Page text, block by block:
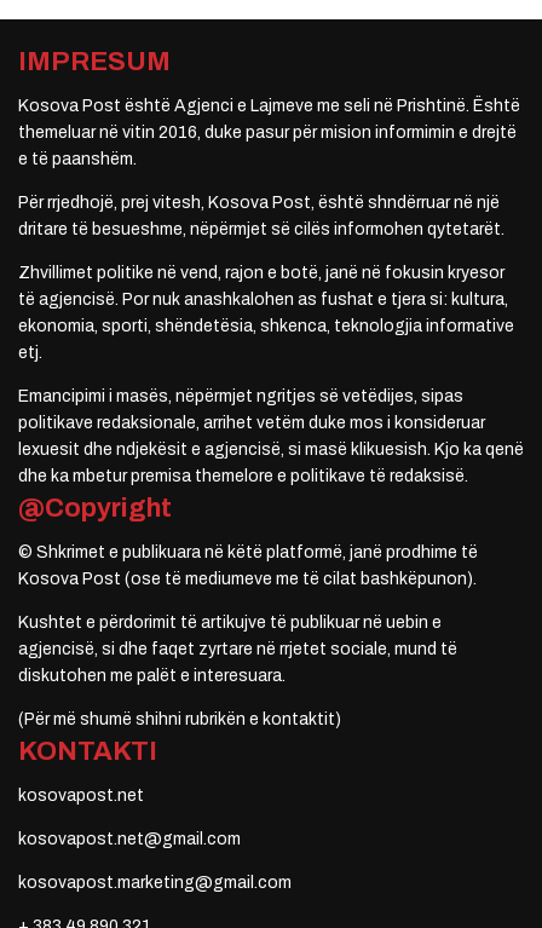
IMPRESUM
Kosova Post është Agjenci e Lajmeve me seli në Prishtinë. Është
themeluar në vitin 2016, duke pasur për mision informimin e drejtë
e të paanshëm.
Për rrjedhojë, prej vitesh, Kosova Post, është shndërruar në një
dritare të besueshme, nëpërmjet së cilës informohen qytetarët.
Zhvillimet politike në vend, rajon e botë, janë në fokusin kryesor
të agjencisë. Por nuk anashkalohen as fushat e tjera si: kultura,
ekonomia, sporti, shëndetësia, shkenca, teknologjia informative
etj.
Emancipimi i masës, nëpërmjet ngritjes së vetëdijes, sipas
politikave redaksionale, arrihet vetëm duke mos i konsideruar
lexuesit dhe ndjekësit e agjencisë, si masë klikuesish. Kjo ka qenë
dhe ka mbetur premisa themelore e politikave të redaksisë.
@Copyright
© Shkrimet e publikuara në këtë platformë, janë prodhime të
Kosova Post (ose të mediumeve me të cilat bashkëpunon).
Kushtet e përdorimit të artikujve të publikuar në uebin e
agjencisë, si dhe faqet zyrtare në rrjetet sociale, mund të
diskutohen me palët e interesuara.
(Për më shumë shihni rubrikën e kontaktit)
KONTAKTI
kosovapost.net
kosovapost.net@gmail.com
kosovapost.marketing@gmail.com